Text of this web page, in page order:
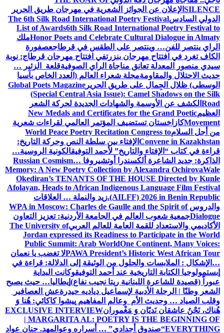
SILENCE الإعلان عن الجوائز الشعرية في مهرجان طريق الحرير
الدولي السادسThe 6th Silk Road International Poetry Festival
List of Awards6th Silk Road International Poetry Festival to
Honor Poets and Celebrate Cultural Dialogue in Almatyملك
الراي ينتصر للفن… وينتصر على الطقس في قرطاجعصفورة
الكاف تغرد في افتتاح مهرجان بنزرتفي افتتاح مهرجان قرطاج: نوبة
سيدي منصور المعدلة تعانق مناجاة الراي الصوفيةقلعة الزئير …
حديث الاحتلال والمقاومةمجلة شعراء العالم (العدد الخاص بآسيا
الوسطى) ظلال الجِمال على طريق الحرير Global Poets Magazine
(Special Central Asia Issue): Camel Shadows on the Silk
Road الكشف عن الأوسمة والشهادات الجديدة لحركة الشعر
العظيمNew Medals and Certificates for the Grand Poetic
Movementكازاخستان تستضيف المؤتمر العالمي لقراءات شعرية
من أجل السلامWorld Peace Poetry Recitation Congress to
Convene in Kazakhstan الإفتاء بين سلطة النص وحركة التاريخ:
قراءة في كتاب “الإفتاء والتاريخ” لأحمد التوفيقالكونية الروسية…
الذاكرة: جديد الشاعرة ألكسندرا أوتشيروفا Russian Cosmism…
Memory: A New Poetry Collection by Alexandra OchirovaWale
Okediran’s TENANTS OF THE HOUSE Directed by Kunle
Afolayan, Heads to African Indigenous Language Film Festival
(AILFF) 2026 in Benin Republic. زيد والنملة … العلاقات
والدروسWPA in Moscow: Charles de Gaulle and the Spirit of
Dialogueجمعية شعوب العالم في الجامعة الأردنية: تعزيز التعاون
الأكاديمي والاستعداد للقمة العامة للعالم العربيThe University of
Jordan expressed its Readiness to Participate in the World
Public Summit: Arab WorldOne Continent, Many Voices:
PAWA President’s Historic West African Tourلا تغضب يا نعمان
…الإشكال : الملابسات والحلول من الوثيقة إلى الدلالة: قراءة في
إبستمولوجيا الكتابة التاريخية عند أحمد التوفيقوكانت البداية
عبوراً (قصيدة للشاعرة اللبنانية ريتا نجيب نفاع) إيطاليا… حيث يصبح
الشعر وطنًا | الرحلة الأدبية لإسماعيل دياديه حيدرةعش العصافير
وقلب الصياد … وحديث الأم وعالم المفاهيم پیشوا کاکائي: هُنا وَ
هُناك، نَحْنُ عاشقان نَديّان وَ مَغْمورانEXCLUSIVE INTERVIEW
| MARGARITA AL: POETRY IS THE BEGINNING OF
EVERYTHING“صندوق أجدادي” … أسراره وعوالمهد. حنان عواد